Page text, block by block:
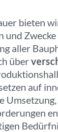
bieten
und
aller
über
auf